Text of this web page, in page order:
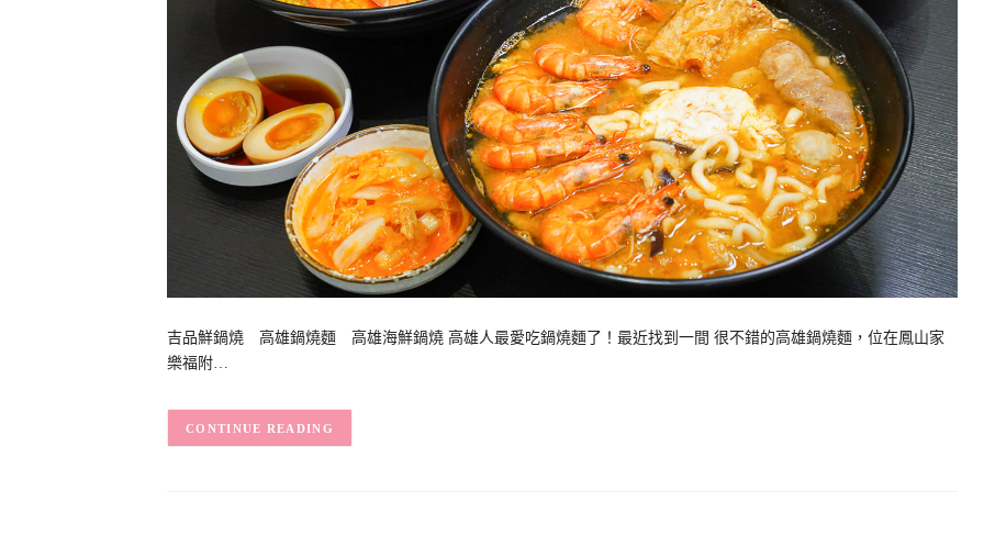
吉品鮮鍋燒 高雄鍋燒麵 高雄海鮮鍋燒 高雄人最愛吃鍋燒麵了！最近找到一間 很不錯的高雄鍋燒麵，位在鳳山家
樂福附…
CONTINUE READING